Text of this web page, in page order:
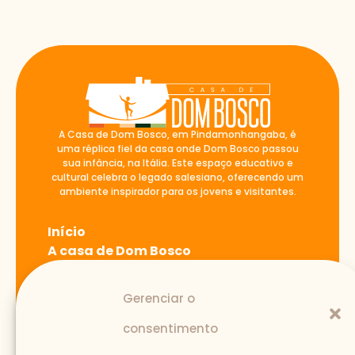
Gerenciar o
consentimento
A Casa de Dom Bosco, em Pindamonhangaba, é
uma réplica fiel da casa onde Dom Bosco passou
sua infância, na Itália. Este espaço educativo e
cultural celebra o legado salesiano, oferecendo um
ambiente inspirador para os jovens e visitantes.
Início
A casa de Dom Bosco
Fale Conosco